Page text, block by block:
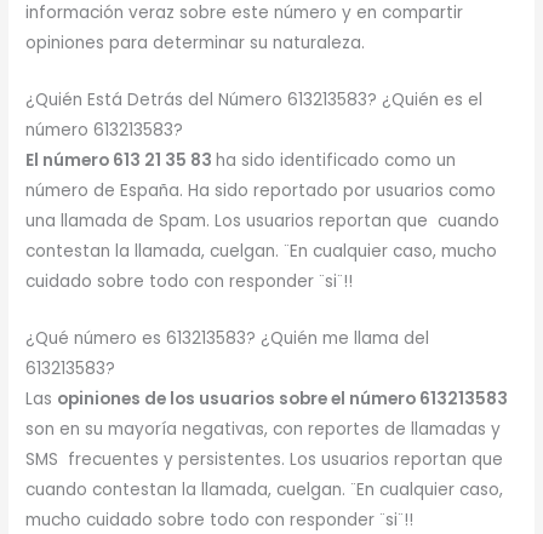
información veraz sobre este número y en compartir
opiniones para determinar su naturaleza.
¿Quién Está Detrás del Número 613213583? ¿Quién es el
número 613213583?
El número 613 21 35 83ha sido identificado como un
número de España. Ha sido reportado por usuarios como
una llamada de Spam. Los usuarios reportan que cuando
contestan la llamada, cuelgan. ¨En cualquier caso, mucho
cuidado sobre todo con responder ¨si¨!!
¿Qué número es 613213583? ¿Quién me llama del
613213583?
Las opiniones de los usuarios sobre el número 613213583
son en su mayoría negativas, con reportes de llamadas y
SMS frecuentes y persistentes. Los usuarios reportan que
cuando contestan la llamada, cuelgan. ¨En cualquier caso,
mucho cuidado sobre todo con responder ¨si¨!!